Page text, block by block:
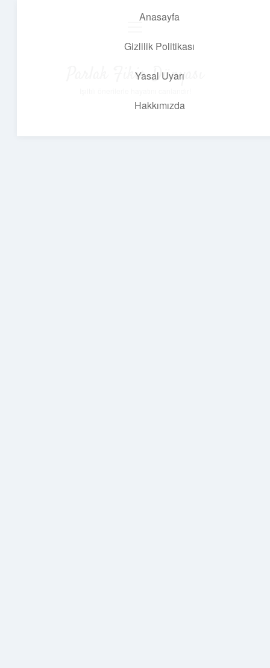
Anasayfa
Gizlilik Politikası
Yasal Uyarı
Hakkımızda
Parlak Fikir Dünyası